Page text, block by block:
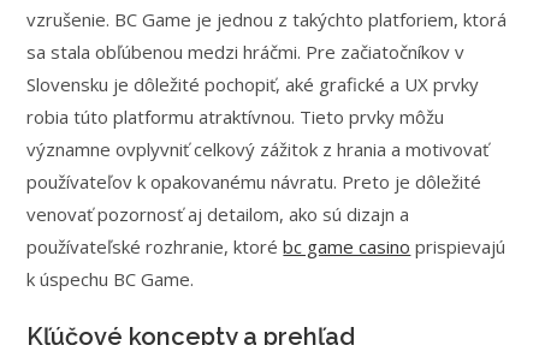
vzrušenie. BC Game je jednou z takýchto platforiem, ktorá
sa stala obľúbenou medzi hráčmi. Pre začiatočníkov v
Slovensku je dôležité pochopiť, aké grafické a UX prvky
robia túto platformu atraktívnou. Tieto prvky môžu
významne ovplyvniť celkový zážitok z hrania a motivovať
používateľov k opakovanému návratu. Preto je dôležité
venovať pozornosť aj detailom, ako sú dizajn a
používateľské rozhranie, ktorébc game casino prispievajú
k úspechu BC Game.
Kľúčové koncepty a prehľad